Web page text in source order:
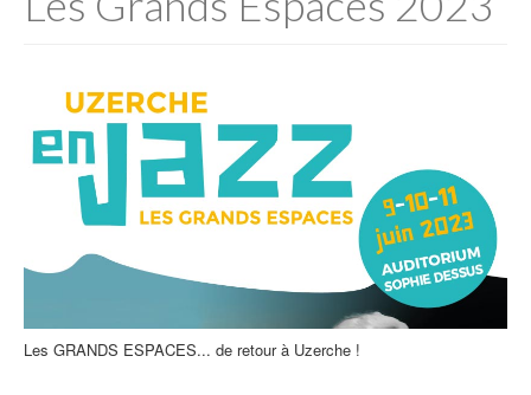
Les GRANDS ESPACES... de retour à Uzerche !